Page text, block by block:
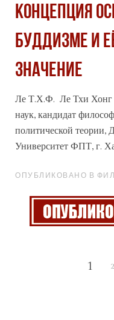
КОНЦЕПЦИЯ
БУДДИЗМЕ И
ЗНАЧЕНИЕ
Ле Т.Х.Ф. Ле Тхи Хонг
наук, кандидат
политической теории,
Университет ФПТ, г.
ОПУБЛИКОВАНО В
1 2